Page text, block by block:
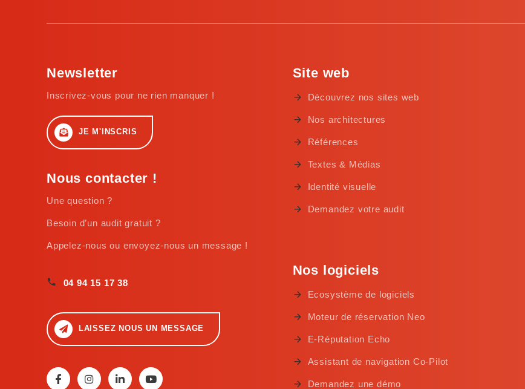
Newsletter
Inscrivez-vous pour ne rien manquer !
JE M'INSCRIS
Nous contacter !
Une question ?
Besoin d’un audit gratuit ?
Appelez-nous ou envoyez-nous un message !
04 94 15 17 38
LAISSEZ NOUS UN MESSAGE
Site web
Découvrez nos sites web
Nos architectures
Références
Textes & Médias
Identité visuelle
Demandez votre audit
Nos logiciels
Ecosystème de logiciels
Moteur de réservation Neo
E-Réputation Echo
Assistant de navigation Co-Pilot
Demandez une démo